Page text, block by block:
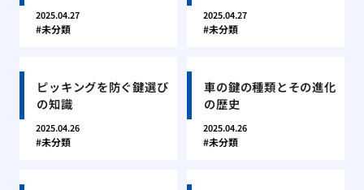
2025.04.27
未分類
2025.04.27
未分類
ピッキングを防ぐ鍵選び
の知識
2025.04.26
未分類
車の鍵の種類とその進化
の歴史
2025.04.26
未分類